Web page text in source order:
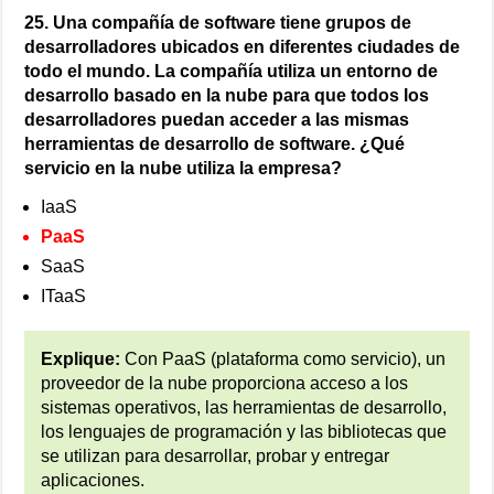
25. Una compañía de software tiene grupos de
desarrolladores ubicados en diferentes ciudades de
todo el mundo. La compañía utiliza un entorno de
desarrollo basado en la nube para que todos los
desarrolladores puedan acceder a las mismas
herramientas de desarrollo de software. ¿Qué
servicio en la nube utiliza la empresa?
IaaS
PaaS
SaaS
ITaaS
Explique:Con PaaS (plataforma como servicio), un
proveedor de la nube proporciona acceso a los
sistemas operativos, las herramientas de desarrollo,
los lenguajes de programación y las bibliotecas que
se utilizan para desarrollar, probar y entregar
aplicaciones.